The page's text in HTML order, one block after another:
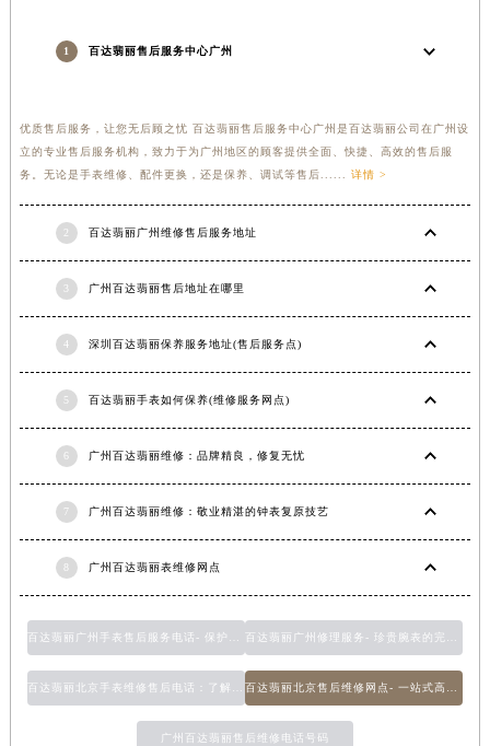
1 百达翡丽售后服务中心广州
优质售后服务，让您无后顾之忧 百达翡丽售后服务中心广州是百达翡丽公司在广州设
立的专业售后服务机构，致力于为广州地区的顾客提供全面、快捷、高效的售后服
务。无论是手表维修、配件更换，还是保养、调试等售后...... 详情 >
2 百达翡丽广州维修售后服务地址
广州百达翡丽售后地址在哪里
4 深圳百达翡丽保养服务地址(售后服务点)
5 百达翡丽手表如何保养(维修服务网点)
6 广州百达翡丽维修：品牌精良，修复无忧
7 广州百达翡丽维修：敬业精湛的钟表复原技艺
广州百达翡丽表维修网点
百达翡丽广州手表售后服务电话- 保护您珍贵手表的最佳选择 百达翡丽广州修理服务- 珍贵腕表的完美维修解决方案
百达翡丽北京手表维修售后电话：了解您的手表维修需求 百达翡丽北京售后维修网点- 一站式高品质服务
广州百达翡丽售后维修电话号码